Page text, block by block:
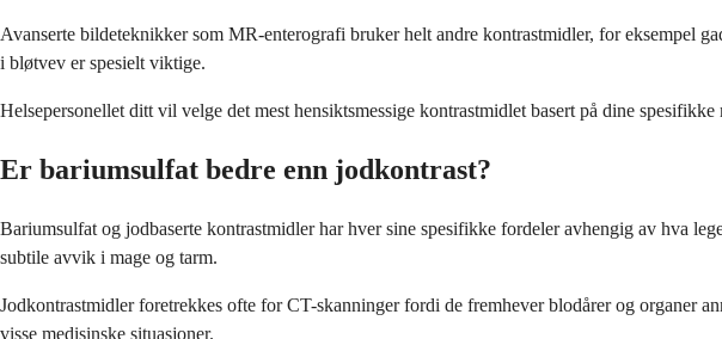
Avanserte bildeteknikker som MR-enterografi bruker helt andre kontrastmidler, for eksempel
i bløtvev er spesielt viktige.
Helsepersonellet ditt vil velge det mest hensiktsmessige kontrastmidlet basert på dine
Er bariumsulfat bedre enn jodkontrast?
Bariumsulfat og jodbaserte kontrastmidler har hver sine spesifikke fordeler avhengig av hva
subtile avvik i mage og tarm.
Jodkontrastmidler foretrekkes ofte for CT-skanninger fordi de fremhever blodårer og organer
visse medisinske situasjoner.